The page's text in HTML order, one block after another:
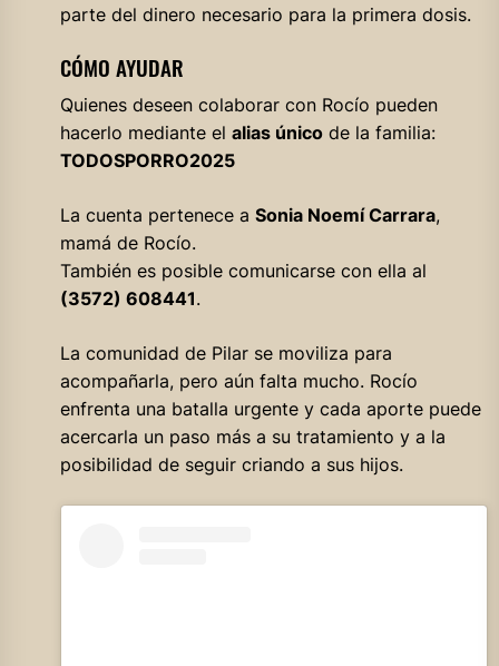
parte del dinero necesario para la primera dosis.
CÓMO AYUDAR
Quienes deseen colaborar con Rocío pueden
hacerlo mediante el alias únicode la familia:
TODOSPORRO2025
La cuenta pertenece a Sonia Noemí Carrara,
mamá de Rocío.
También es posible comunicarse con ella al
(3572) 608441.
La comunidad de Pilar se moviliza para
acompañarla, pero aún falta mucho. Rocío
enfrenta una batalla urgente y cada aporte puede
acercarla un paso más a su tratamiento y a la
posibilidad de seguir criando a sus hijos.